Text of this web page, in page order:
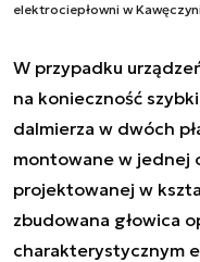
elektrociepłowni w
W przypadku
na konieczność
dalmierza w dwóch
montowane w jednej
projektowanej w
zbudowana głowica
charakterystycznym